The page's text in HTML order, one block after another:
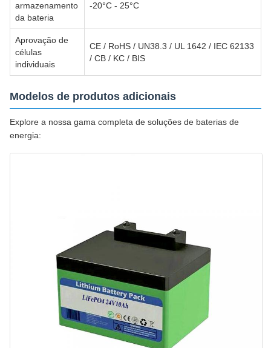
armazenamento
da bateria
-20°C - 25°C
Aprovação de
células
individuais
CE / RoHS / UN38.3 / UL 1642 / IEC 62133
/ CB / KC / BIS
Modelos de produtos adicionais
Explore a nossa gama completa de soluções de baterias de
energia: